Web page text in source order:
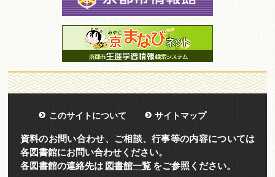
このサイトについて サイトマップ
資料のお問い合わせ、ご相談、行事等の内容については
各図書館にお問い合わせください。
各図書館の連絡先は 図書館一覧をご参照ください。